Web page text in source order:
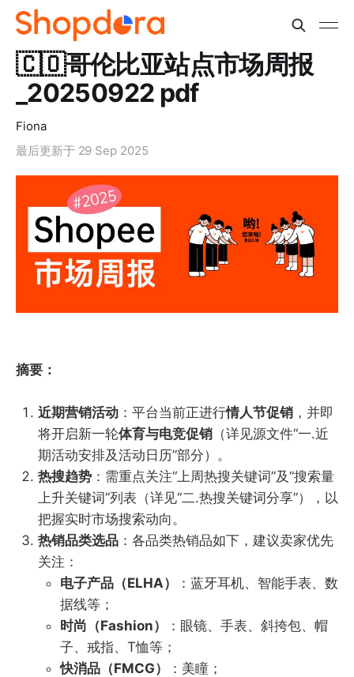
🇨🇴哥伦比亚站点市场周报
_20250922 pdf
Fiona
最后更新于 29 Sep 2025
摘要：
近期营销活动 ​：平台当前正进行情人节促销 ，并即
将开启新一轮体育与电竞促销 ​（详见源文件“一.近
期活动安排及活动日历”部分）。
热搜趋势 ​：需重点关注“上周热搜关键词”及“搜索量
上升关键词”列表（详见“二.热搜关键词分享”），以
把握实时市场搜索动向。
热销品类选品 ​：各品类热销品如下，建议卖家优先
关注：
电子产品（ELHA）​
​：蓝牙耳机、智能手表、数
据线等；
时尚（Fashion）​
​：眼镜、手表、斜挎包、帽
子、戒指、T恤等；
快消品（FMCG）​
​：美瞳；